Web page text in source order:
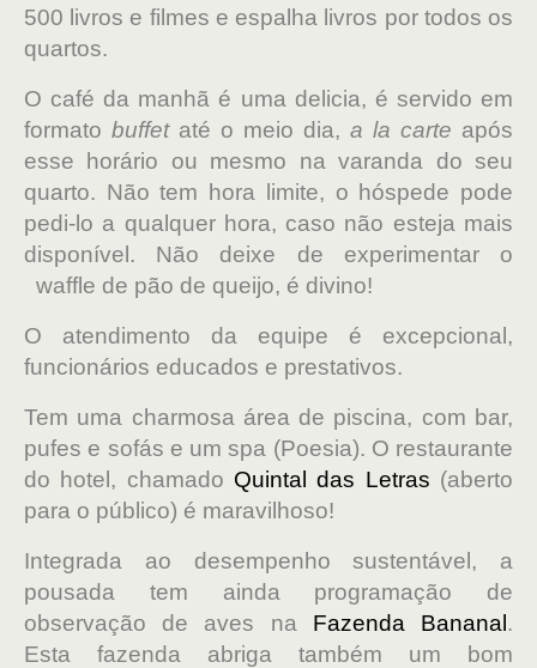
500 livros e filmes e espalha livros por todos os
quartos.
O café da manhã é uma delicia, é servido em
formato buffetaté o meio dia, a la carte após
esse horário ou mesmo na varanda do seu
quarto. Não tem hora limite, o hóspede pode
pedi-lo a qualquer hora, caso não esteja mais
disponível. Não deixe de experimentar o
waffle de pão de queijo, é divino!
O atendimento da equipe é excepcional,
funcionários educados e prestativos.
Tem uma charmosa área de piscina, com bar,
pufes e sofás e um spa (Poesia). O restaurante
do hotel, chamado Quintal das Letras (aberto
para o público) é maravilhoso!
Integrada ao desempenho sustentável, a
pousada tem ainda programação de
observação de aves na Fazenda Bananal.
Esta fazenda abriga também um bom